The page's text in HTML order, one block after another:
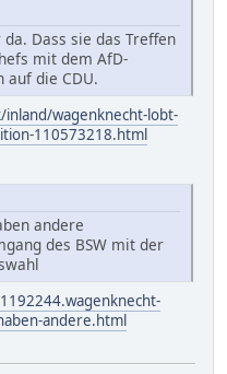
Dass sie das Treffen
mit dem AfD-
auf die CDU.
wagenknecht-lobt-
110573218.html
andere
des BSW mit der
andere.html